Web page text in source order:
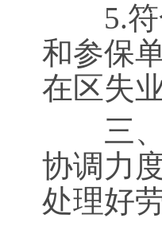
5.符合
和参保
在区失
三、
协调力
处理好